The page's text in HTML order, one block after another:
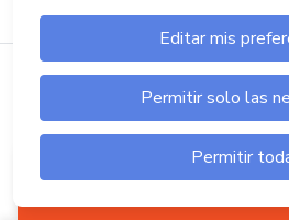
Motivación
sin
Crear tu producto digital es tan
hacer...clic aquí